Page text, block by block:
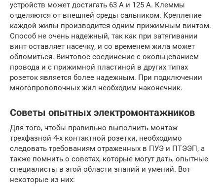
устройств может достигать 63 А и 125 А. Клеммы
отделяются от внешней среды сальником. Крепление
каждой жилы производится одним прижимным винтом.
Способ не очень надежный, так как при затягивании
винт оставляет насечку, и со временем жила может
обломиться. Винтовое соединение с окольцеванием
провода и с прижимной пластиной в других типах
розеток является более надежным. При подключении
многопроволочных жил необходим наконечник.
Советы опытных электромонтажников
Для того, чтобы правильно выполнить монтаж
трехфазной 4-х контактной розетки, необходимо
следовать требованиям отраженных в ПУЭ и ПТЭЭП, а
также помнить о советах, которые могут дать, опытные
специалисты в этой области знаний и умений. Вот
некоторые из них: